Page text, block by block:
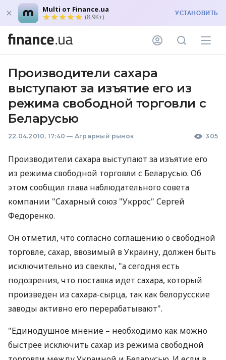
Multi от Finance.ua
(8,9K+) УСТАНОВИТЬ
Производители сахара
выступают за изъятие его из
режима свободной торговли с
Беларусью
22.04.2010, 17:40 — Аграрный рынок 305
Производители сахара выступают за изъятие его
из режима свободной торговли с Беларусью. Об
этом сообщил глава наблюдательного совета
компании "Сахарный союз "Укррос" Сергей
Федоренко.
Он отметил, что согласно соглашению о свободной
торговле, сахар, ввозимый в Украину, должен быть
исключительно из свеклы, "а сегодня есть
подозрения, что поставка идет сахара, который
произведен из сахара-сырца, так как белорусские
заводы активно его перерабатывают".
"Единодушное мнение – необходимо как можно
быстрее исключить сахар из режима свободной